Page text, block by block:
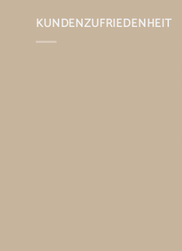
KUNDENZUFRIEDENHEIT